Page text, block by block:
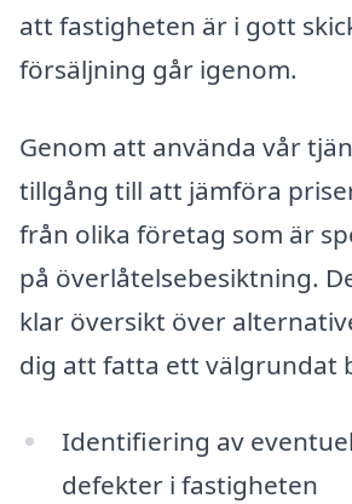
att fastigheten är i gott
försäljning går igenom.
Genom att använda vår
tillgång till att jämföra
från olika företag som är
på överlåtelsebesiktning.
klar översikt över
dig att fatta ett välgrundat
Identifiering av
defekter i fastigheten